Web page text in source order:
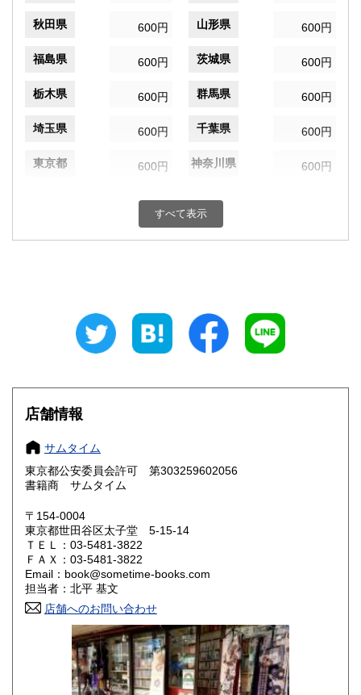
秋田県 600円 山形県 600円
福島県 600円 茨城県 600円
栃木県 600円 群馬県 600円
埼玉県 600円 千葉県 600円
東京都 600円 神奈川県 600円
600円 富山県
600円 三重県
大阪府
奈良県
鳥取県 600円 島根県
岡山県
山口県 600円
香川県 愛媛県
高知県 600円
600円 長崎県
600円 大分県
すべて表示
店舗情報
サムタイム
東京都公安委員会許可 第303259602056
書籍商 サムタイム
〒154-0004
東京都世田谷区太子堂 5-15-14
ＴＥＬ：03-5481-3822
ＦＡＸ：03-5481-3822
Email：book@sometime-books.com
担当者：北平 基文
店舗へのお問い合わせ